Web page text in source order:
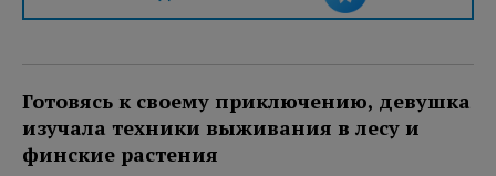
Готовясь к своему приключению, девушка
изучала техники выживания в лесу и
финские растения